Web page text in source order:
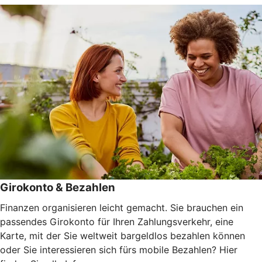
Girokonto & Bezahlen
Finanzen organisieren leicht gemacht. Sie brauchen ein
passendes Girokonto für Ihren Zahlungsverkehr, eine
Karte, mit der Sie weltweit bargeldlos bezahlen können
oder Sie interessieren sich fürs mobile Bezahlen? Hier